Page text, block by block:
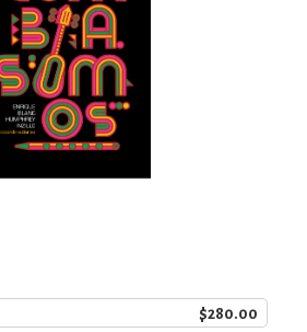
$280.00